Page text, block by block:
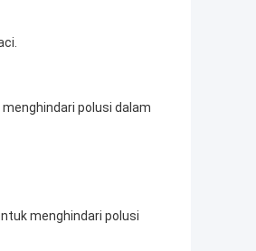
polusi dalam
menghindari polusi